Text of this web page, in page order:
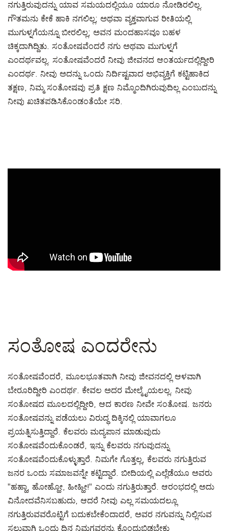
ನಗುತ್ತಿರುವುದನ್ನು ಯಾವ ಸಮಯದಲ್ಲಿಯೂ ಯಾರೂ ನೋಡಿರಲಿಲ್ಲ.
ಗೌತಮನು ಕೇಕೆ ಹಾಕಿ ನಗಲಿಲ್ಲ; ಅಥವಾ ವ್ಯಕ್ತವಾಗುವ ರೀತಿಯಲ್ಲಿ
ಮುಗುಳ್ನಗೆಯನ್ನೂ ಬೀರಲಿಲ್ಲ; ಅವನ ಮಂದಹಾಸವೂ ಬಹಳ
ಚಿಕ್ಕದಾಗಿದ್ದಿತು. ಸಂತೋಷವೆಂದರೆ ನಗು ಅಥವಾ ಮುಗುಳ್ನಗೆ
ಎಂದರ್ಥವಲ್ಲ. ಸಂತೋಷವೆಂದರೆ ನೀವು ಜೀವನದ ಆಂತರ್ಯದಲ್ಲಿದ್ದೀರಿ
ಎಂದರ್ಥ. ನೀವು ಅದನ್ನು ಒಂದು ನಿರ್ದಿಷ್ಟವಾದ ಅಭಿವ್ಯಕ್ತಿಗೆ ಕಟ್ಟಿಹಾಕಿದ
ತಕ್ಷಣ, ನಿಮ್ಮ ಸಂತೋಷವು ಪ್ರತಿ ಕ್ಷಣ ನಿಮ್ಮೊಂದಿಗಿರುವುದಿಲ್ಲ ಎಂಬುದನ್ನು
ನೀವು ಖಚಿತಪಡಿಸಿಕೊಂಡಂತೆಯೇ ಸರಿ.
ಸಂತೋಷ ಎಂದರೇನು
ಸಂತೋಷವೆಂದರೆ, ಮೂಲಭೂತವಾಗಿ ನೀವು ಜೀವನದಲ್ಲಿ ಆಳವಾಗಿ
ಬೇರೂರಿದ್ದೀರಿ ಎಂದರ್ಥ. ಕೇವಲ ಅದರ ಮೇಲ್ಮೈಯಲಲ್ಲ. ನೀವು
ಸಂತೋಷದ ಮೂಲದಲ್ಲಿದ್ದೀರಿ, ಆದ ಕಾರಣ ನೀವೇ ಸಂತೋಷ. ಜನರು
ಸಂತೋಷವನ್ನು ಪಡೆಯಲು ವಿರುದ್ಧ ದಿಕ್ಕಿನಲ್ಲಿ ಯಾವಾಗಲೂ
ಪ್ರಯತ್ನಿಸುತ್ತಿದ್ದಾರೆ. ಕೆಲವರು ಮದ್ಯಪಾನ ಮಾಡುವುದು
ಸಂತೋಷವೆಂದುಕೊಂಡರೆ, ಇನ್ನು ಕೆಲವರು ನಗುವುದನ್ನು
ಸಂತೋಷವೆಂದುಕೊಳ್ಳುತ್ತಾರೆ. ನಿಮಗೇ ಗೊತ್ತಲ್ಲ, ಕೆಲವರು ನಗುತ್ತಿರುವ
ಜನರ ಒಂದು ಸಮಾಜವನ್ನೇ ಕಟ್ಟಿದ್ದಾರೆ. ಬೀದಿಯಲ್ಲಿ ಎಲ್ಲೆಡೆಯೂ ಅವರು
"ಹಹ್ಹಾ, ಹೋಹ್ಹೋ, ಹೀಹ್ಹೀ!" ಎಂದು ನಗುತ್ತಿರುತ್ತಾರೆ. ಆರಂಭದಲ್ಲಿ ಅದು
ವಿನೋದವೆನಿಸಬಹುದು, ಆದರೆ ನೀವು ಎಲ್ಲ ಸಮಯದಲ್ಲೂ
ನಗುತ್ತಿರುವವರೊಟ್ಟಿಗೆ ಬದುಕಬೇಕೆಂದಾದರೆ, ಅವರ ನಗುವನ್ನು ನಿಲ್ಲಿಸುವ
ಸಲುವಾಗಿ ಒಂದು ದಿನ ನಿಮಗವರನ್ನು ಕೊಂದುಬಿಡಬೇಕು